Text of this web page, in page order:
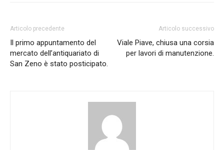
Articolo precedente
Il primo appuntamento del
mercato dell’antiquariato di
San Zeno è stato posticipato.
Articolo successivo
Viale Piave, chiusa una corsia
per lavori di manutenzione.